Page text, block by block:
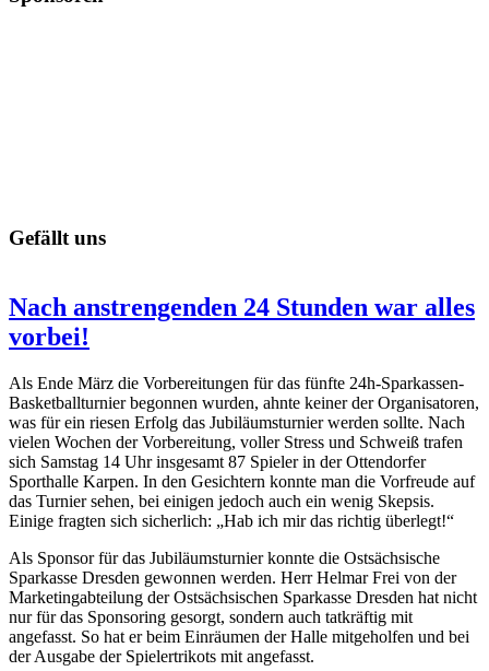
Gefällt uns
Nach anstrengenden 24 Stunden war alles
vorbei!
Als Ende März die Vorbereitungen für das fünfte 24h-Sparkassen-
Basketballturnier begonnen wurden, ahnte keiner der Organisatoren,
was für ein riesen Erfolg das Jubiläumsturnier werden sollte. Nach
vielen Wochen der Vorbereitung, voller Stress und Schweiß trafen
sich Samstag 14 Uhr insgesamt 87 Spieler in der Ottendorfer
Sporthalle Karpen. In den Gesichtern konnte man die Vorfreude auf
das Turnier sehen, bei einigen jedoch auch ein wenig Skepsis.
Einige fragten sich sicherlich: „Hab ich mir das richtig überlegt!“
Als Sponsor für das Jubiläumsturnier konnte die Ostsächsische
Sparkasse Dresden gewonnen werden. Herr Helmar Frei von der
Marketingabteilung der Ostsächsischen Sparkasse Dresden hat nicht
nur für das Sponsoring gesorgt, sondern auch tatkräftig mit
angefasst. So hat er beim Einräumen der Halle mitgeholfen und bei
der Ausgabe der Spielertrikots mit angefasst.